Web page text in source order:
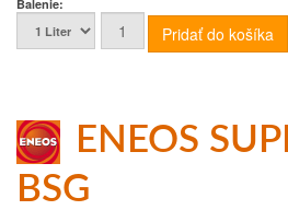
Balenie:
ENEOS
BSG